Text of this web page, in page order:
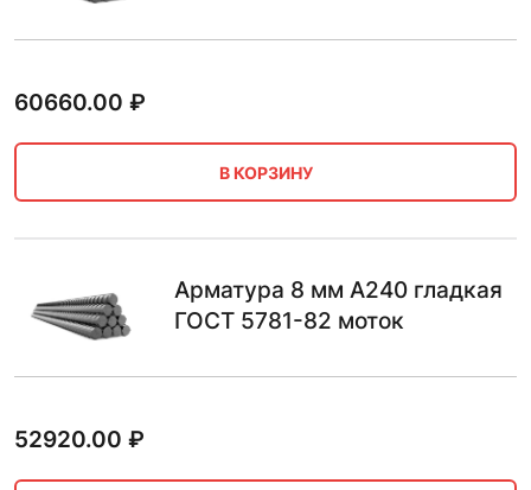
60660.00 ₽
В КОРЗИНУ
Арматура 8 мм А240 гладкая
ГОСТ 5781-82 моток
52920.00 ₽